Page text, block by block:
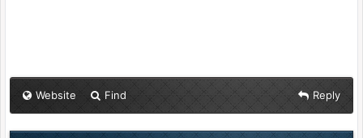
Website Find Reply